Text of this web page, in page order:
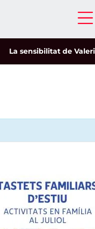
La sensibilitat de